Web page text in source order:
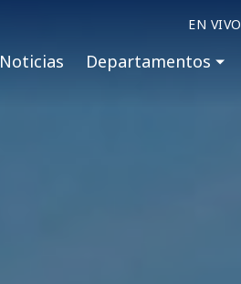
EN VIVO
Noticias Departamentos